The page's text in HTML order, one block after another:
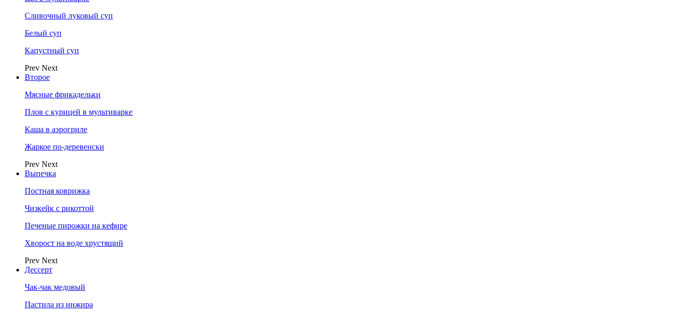
Сливочный луковый суп
Белый суп
Капустный суп
Prev Next
Второе
Мясные фрикадельки
Плов с курицей в мультиварке
Каша в аэрогриле
Жаркое по-деревенски
Prev Next
Выпечка
Постная коврижка
Чизкейк с рикоттой
Печеные пирожки на кефире
Хворост на воде хрустящий
Prev Next
Дессерт
Чак-чак медовый
Пастила из инжира